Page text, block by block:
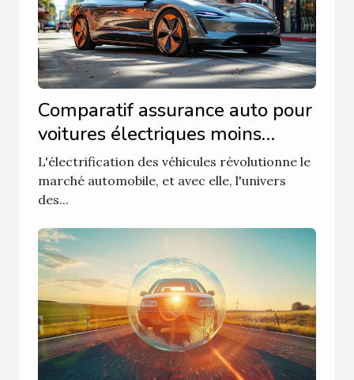
Comparatif assurance auto pour
voitures électriques moins
connues avantages et
économies potentielles
L'électrification des véhicules révolutionne le
marché automobile, et avec elle, l'univers
des...